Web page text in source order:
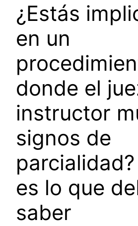
¿Estás
en un
donde el
instructor
signos de
es lo que
saber